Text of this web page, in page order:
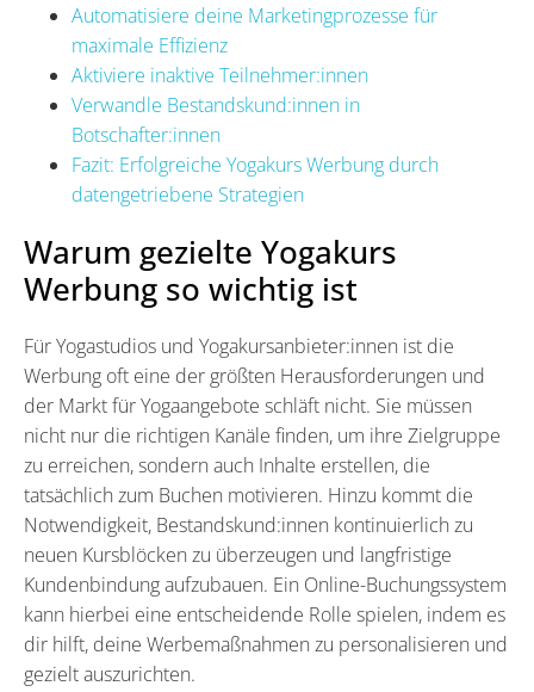
Automatisiere deine Marketingprozesse für
maximale Effizienz
Aktiviere inaktive Teilnehmer:innen
Verwandle Bestandskund:innen in
Botschafter:innen
Fazit: Erfolgreiche Yogakurs Werbung durch
datengetriebene Strategien
Warum gezielte Yogakurs
Werbung so wichtig ist
Für Yogastudios und Yogakursanbieter:innen ist die
Werbung oft eine der größten Herausforderungen und
der Markt für Yogaangebote schläft nicht. Sie müssen
nicht nur die richtigen Kanäle finden, um ihre Zielgruppe
zu erreichen, sondern auch Inhalte erstellen, die
tatsächlich zum Buchen motivieren. Hinzu kommt die
Notwendigkeit, Bestandskund:innen kontinuierlich zu
neuen Kursblöcken zu überzeugen und langfristige
Kundenbindung aufzubauen. Ein Online-Buchungssystem
kann hierbei eine entscheidende Rolle spielen, indem es
dir hilft, deine Werbemaßnahmen zu personalisieren und
gezielt auszurichten.